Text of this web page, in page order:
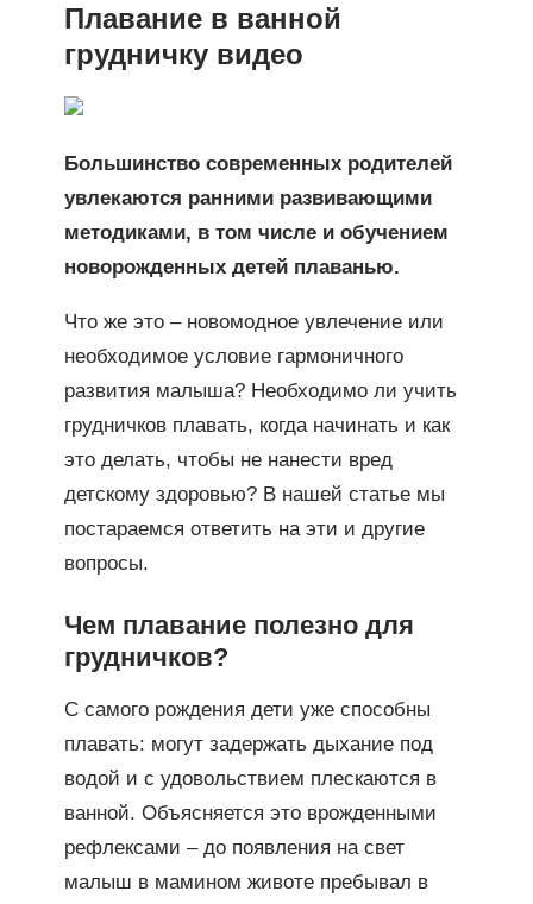
Плавание в ванной
грудничку видео
Большинство современных родителей
увлекаются ранними развивающими
методиками, в том числе и обучением
новорожденных детей плаванью.
Что же это – новомодное увлечение или
необходимое условие гармоничного
развития малыша? Необходимо ли учить
грудничков плавать, когда начинать и как
это делать, чтобы не нанести вред
детскому здоровью? В нашей статье мы
постараемся ответить на эти и другие
вопросы.
Чем плавание полезно для
грудничков?
С самого рождения дети уже способны
плавать: могут задержать дыхание под
водой и с удовольствием плескаются в
ванной. Объясняется это врожденными
рефлексами – до появления на свет
малыш в мамином животе пребывал в